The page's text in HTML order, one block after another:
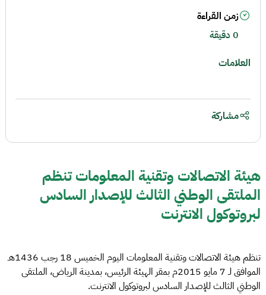
هيئة الاتصالات وتقنية المعلومات تنظم
الملتقى الوطني الثالث للإصدار السادس
لبروتوكول الانترنت
تنظم هيئة الاتصالات وتقنية المعلومات اليوم الخميس 18 رجب 1436هـ
الموافق لـ 7 مايو 2015م بمقر الهيئة الرئيس، بمدينة الرياض، الملتقى
الوطني الثالث للإصدار السادس لبروتوكول الانترنت.
زمن القراءة
0 دقيقة
العلامات
مشاركة